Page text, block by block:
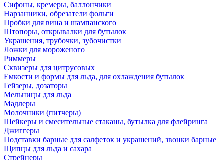
Сифоны, кремеры, баллончики
Нарзанники, обрезатели фольги
Пробки для вина и шампанского
Штопоры, открывалки для бутылок
Украшения, трубочки, зубочистки
Ложки для мороженого
Риммеры
Сквизеры для цитрусовых
Емкости и формы для льда, для охлаждения бутылок
Гейзеры, дозаторы
Мельницы для льда
Мадлеры
Молочники (питчеры)
Шейкеры и смесительные стаканы, бутылка для флейринга
Джиггеры
Подставки барные для салфеток и украшений, звонки барные
Щипцы для льда и сахара
Стрейнеры